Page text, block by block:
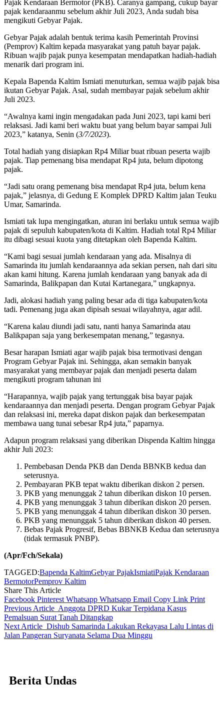
Pajak Kendaraan Bermotor (PKB). Caranya gampang, cukup bayar
pajak kendaraanmu sebelum akhir Juli 2023, Anda sudah bisa
mengikuti Gebyar Pajak.
Gebyar Pajak adalah bentuk terima kasih Pemerintah Provinsi
(Pemprov) Kaltim kepada masyarakat yang patuh bayar pajak.
Ribuan wajib pajak punya kesempatan mendapatkan hadiah-hadiah
menarik dari program ini.
Kepala Bapenda Kaltim Ismiati menuturkan, semua wajib pajak bisa
ikutan Gebyar Pajak. Asal, sudah membayar pajak sebelum akhir
Juli 2023.
“Awalnya kami ingin mengadakan pada Juni 2023, tapi kami beri
relaksasi. Jadi kami beri waktu buat yang belum bayar sampai Juli
2023,” katanya, Senin (3/7/2023).
Total hadiah yang disiapkan Rp4 Miliar buat ribuan peserta wajib
pajak. Tiap pemenang bisa mendapat Rp4 juta, belum dipotong
pajak.
“Jadi satu orang pemenang bisa mendapat Rp4 juta, belum kena
pajak,” jelasnya, di Gedung E Komplek DPRD Kaltim jalan Teuku
Umar, Samarinda.
Ismiati tak lupa mengingatkan, aturan ini berlaku untuk semua wajib
pajak di sepuluh kabupaten/kota di Kaltim. Hadiah total Rp4 Miliar
itu dibagi sesuai kuota yang ditetapkan oleh Bapenda Kaltim.
“Kami bagi sesuai jumlah kendaraan yang ada. Misalnya di
Samarinda itu jumlah kendaraannya ada sekian persen, nah dari situ
akan kami hitung. Karena jumlah kendaraan yang banyak ada di
Samarinda, Balikpapan dan Kutai Kartanegara,” ungkapnya.
Jadi, alokasi hadiah yang paling besar ada di tiga kabupaten/kota
tadi. Pemenang juga akan dipisah sesuai wilayahnya, agar adil.
“Karena kalau diundi jadi satu, nanti hanya Samarinda atau
Balikpapan saja yang berkesempatan menang,” tegasnya.
Besar harapan Ismiati agar wajib pajak bisa termotivasi dengan
Program Gebyar Pajak ini. Sehingga, akan semakin banyak
masyarakat yang membayar pajak dan menjadi peserta dalam
mengikuti program tahunan ini
“Harapannya, wajib pajak yang tertunggak bisa bayar pajak
kendaraannya dan menjadi peserta. Dengan program Gebyar Pajak
dan relaksasi ini, mereka dapat diskon pajak dan berkesempatan
membawa uang tunai sebesar Rp4 juta,” paparnya.
Adapun program relaksasi yang diberikan Dispenda Kaltim hingga
akhir Juli 2023:
Pembebasan Denda PKB dan Denda BBNKB kedua dan
seterusnya.
Pembayaran PKB tepat waktu diberikan diskon 2 persen.
PKB yang menunggak 2 tahun diberikan diskon 10 persen.
PKB yang menunggak 3 tahun diberikan diskon 20 persen.
PKB yang menunggak 4 tahun diberikan diskon 30 persen.
PKB yang menunggak 5 tahun diberikan diskon 40 persen.
Bebas Pajak Progresif, Bebas BBNKB Kedua dan seterusnya
(tidak termasuk PNBP).
(Apr/Fch/Sekala)
TAGGED:Bapenda KaltimGebyar PajakIsmiatiPajak Kendaraan
BermotorPemprov Kaltim
Share This Article
Facebook Pinterest Whatsapp Whatsapp Email Copy Link Print
Previous Article Anggota DPRD Kukar Terpidana Kasus
Pemalsuan Surat Tanah Ditangkap
Next Article Dishub Samarinda Lakukan Rekayasa Lalu Lintas di
Jalan Pangeran Suryanata Selama Dua Minggu
Berita Undas